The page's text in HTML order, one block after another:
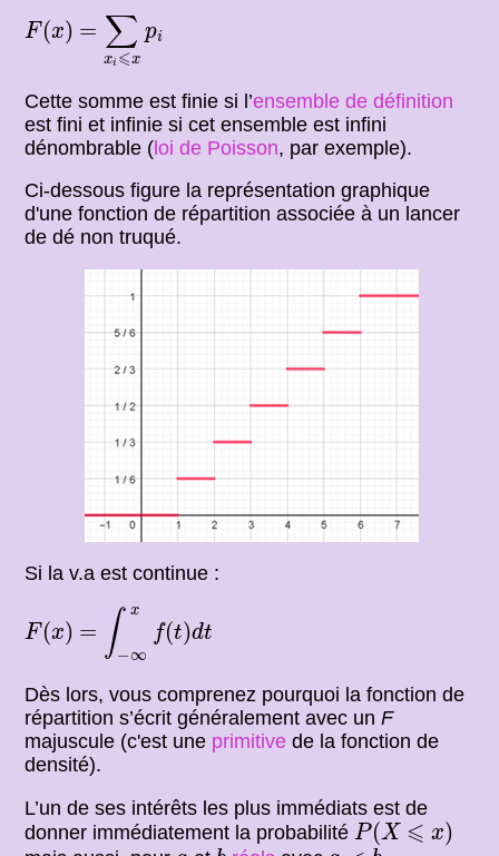
F(x) = ∑
xi ⩽x
pi
F( x )= xi⩽x
Cette somme est finie si l’ensemble de définition
est fini et infinie si cet ensemble est infini
dénombrable (loi de Poisson, par exemple).
Ci-dessous figure la représentation graphique
d'une fonction de répartition associée à un lancer
de dé non truqué.
Si la v.a est continue :
F(x) = ∫ x
−∞
f(t)dt
x f(
Dès lors, vous comprenez pourquoi la fonction de
répartition s’écrit généralement avec unF
majuscule (c'est une primitive de la fonction de
densité).
L’un de ses intérêts les plus immédiats est de
donner immédiatement la probabilitéP(X ⩽ x)
P(X⩽x)
b a<b ,